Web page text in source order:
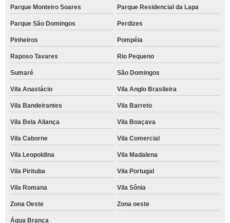
Parque Monteiro Soares Parque Residencial da Lapa
Parque São Domingos Perdizes
Pinheiros Pompéia
Raposo Tavares Rio Pequeno
Sumaré São Domingos
Vila Anastácio Vila Anglo Brasileira
Vila Bandeirantes Vila Barreto
Vila Bela Aliança Vila Boaçava
Vila Caborne Vila Comercial
Vila Leopoldina Vila Madalena
Vila Pirituba Vila Portugal
Vila Romana Vila Sônia
Zona Oeste Zona oeste
Água Branca